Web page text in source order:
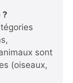
?
sont
(oiseaux,